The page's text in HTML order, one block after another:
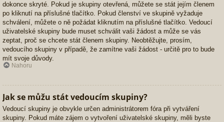
dokonce skryté. Pokud je skupiny otevřená, můžete se stát jejím členem
po kliknutí na příslušné tlačítko. Pokud členství ve skupině vyžaduje
schválení, můžete o ně požádat kliknutím na příslušné tlačítko. Vedoucí
uživatelské skupiny bude muset schválit vaši žádost a může se vás
zeptat, proč se chcete stát členem skupiny. Neobtěžujte, prosím,
vedoucího skupiny v případě, že zamítne vaši žádost - určitě pro to bude
mít svoje důvody.
Nahoru
Jak se můžu stát vedoucím skupiny?
Vedoucí skupiny je obvykle určen administrátorem fóra při vytváření
skupiny. Pokud máte zájem o vytvoření uživatelské skupiny, měli byste